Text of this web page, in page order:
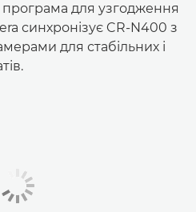
для узгодження
синхронізує CR-N400 з
для стабільних і